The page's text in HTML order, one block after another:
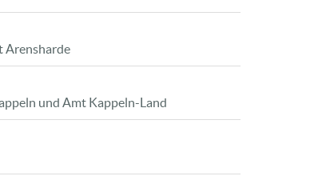
Arensharde
und Amt Kappeln-Land